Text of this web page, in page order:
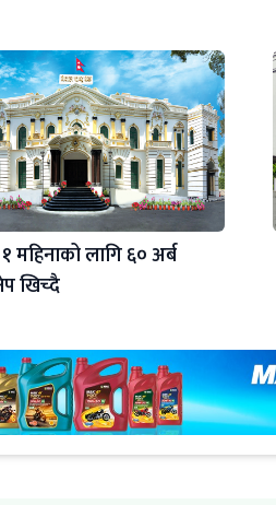
१ महिनाको लागि ६० अर्ब
खिच्दै